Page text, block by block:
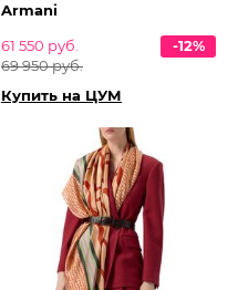
Armani
61 550 руб.
69 950 руб.
-12%
Купить на ЦУМ